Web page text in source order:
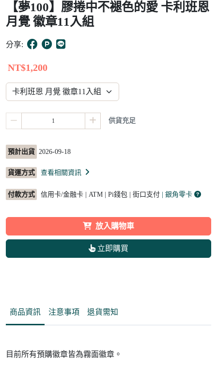
of
15
【夢100】膠捲中不褪色的愛 卡利班恩
月覺 徽章11入組
分享:
NT$1,200
供貨充足
預計出貨 2026-09-18
貨運方式 查看相關資訊
付款方式 信用卡/金融卡 | ATM | Pi錢包 | 街口支付 | 銀角零卡
放入購物車
立即購買
商品資訊 注意事項 退貨需知
目前所有預購徽章皆為霧面徽章。